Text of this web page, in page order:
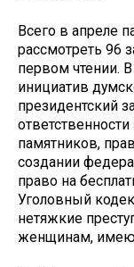
Всего в апреле
рассмотреть 96
первом чтении.
инициатив
президентский
памятников,
создании
право на
Уголовный
нетяжкие
женщинам,